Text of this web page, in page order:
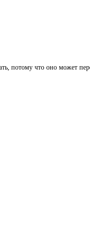
потому что оно может